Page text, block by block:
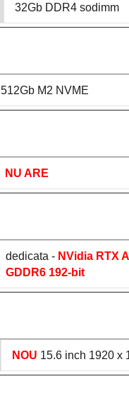
32Gb DDR4 sodimm
512Gb M2 NVME
NU ARE
dedicata - NVidia RTX
GDDR6 192-bit
NOU 15.6 inch 1920 x